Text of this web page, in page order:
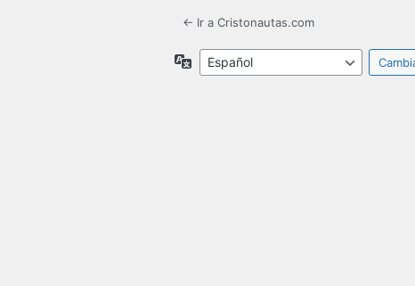
← Ir a Cristonautas.com
Idioma